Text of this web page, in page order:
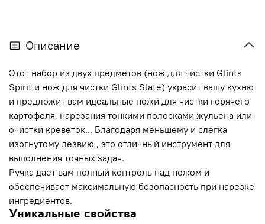
Описание
Этот набор из двух предметов (нож для чистки Glints
Spirit и нож для чистки Glints Slate) украсит вашу кухню
и предложит вам идеальные ножи для чистки горячего
картофеля, нарезания тонкими полосками жульена или
очистки креветок... Благодаря меньшему и слегка
изогнутому лезвию , это отличный инструмент для
выполнения точных задач.
Ручка дает вам полный контроль над ножом и
обеспечивает максимальную безопасность при нарезке
ингредиентов.
Уникальные свойства